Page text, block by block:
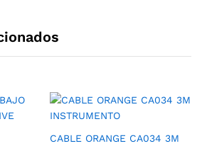
CABLE ORANGE CA034 3M